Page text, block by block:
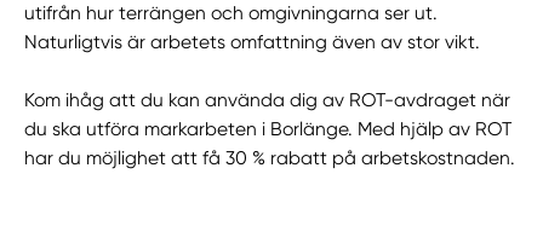
utifrån hur terrängen och omgivningarna ser ut.
Naturligtvis är arbetets omfattning även av stor vikt.
Kom ihåg att du kan använda dig av ROT-avdraget när
du ska utföra markarbeten i Borlänge. Med hjälp av ROT
har du möjlighet att få 30 % rabatt på arbetskostnaden.